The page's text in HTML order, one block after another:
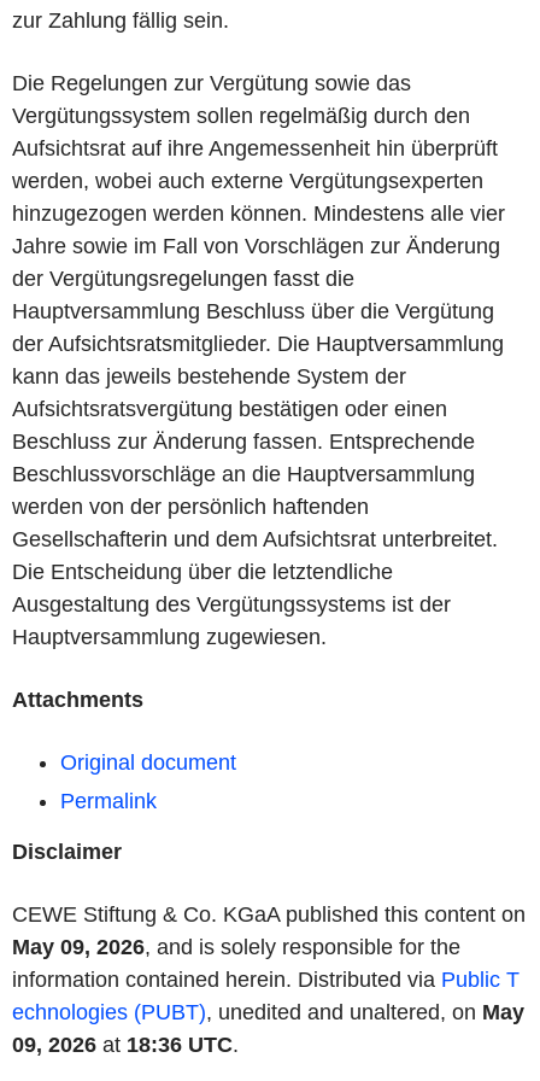
zur Zahlung fällig sein.
Die Regelungen zur Vergütung sowie das
Vergütungssystem sollen regelmäßig durch den
Aufsichtsrat auf ihre Angemessenheit hin überprüft
werden, wobei auch externe Vergütungsexperten
hinzugezogen werden können. Mindestens alle vier
Jahre sowie im Fall von Vorschlägen zur Änderung
der Vergütungsregelungen fasst die
Hauptversammlung Beschluss über die Vergütung
der Aufsichtsratsmitglieder. Die Hauptversammlung
kann das jeweils bestehende System der
Aufsichtsratsvergütung bestätigen oder einen
Beschluss zur Änderung fassen. Entsprechende
Beschlussvorschläge an die Hauptversammlung
werden von der persönlich haftenden
Gesellschafterin und dem Aufsichtsrat unterbreitet.
Die Entscheidung über die letztendliche
Ausgestaltung des Vergütungssystems ist der
Hauptversammlung zugewiesen.
Attachments
Original document
Permalink
Disclaimer
CEWE Stiftung & Co. KGaA published this content on
May 09, 2026, and is solely responsible for the
information contained herein. Distributed via Public T
echnologies (PUBT), unedited and unaltered, on May
09, 2026 at 18:36 UTC.